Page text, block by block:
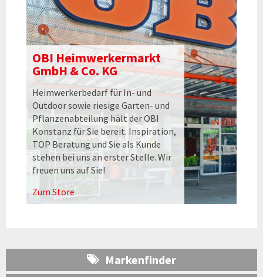
OBI Heimwerkermarkt
GmbH & Co. KG
Heimwerkerbedarf für In- und
Outdoor sowie riesige Garten- und
Pflanzenabteilung hält der OBI
Konstanz für Sie bereit. Inspiration,
TOP Beratung und Sie als Kunde
stehen bei uns an erster Stelle. Wir
freuen uns auf Sie!
Zum Store
Markenfinder